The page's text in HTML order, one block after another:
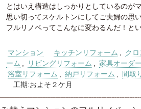
とはいえ構造はしっかりとしているのが
思い切ってスケルトンにしてご夫婦の思
フルリノベってこんなに変わるんだ！と
マンション キッチンリフォーム クロ
ーム
リビングリフォーム 家具オーダー
浴室リフォーム
納戸リフォーム 間取
工期:およそ２ケ月